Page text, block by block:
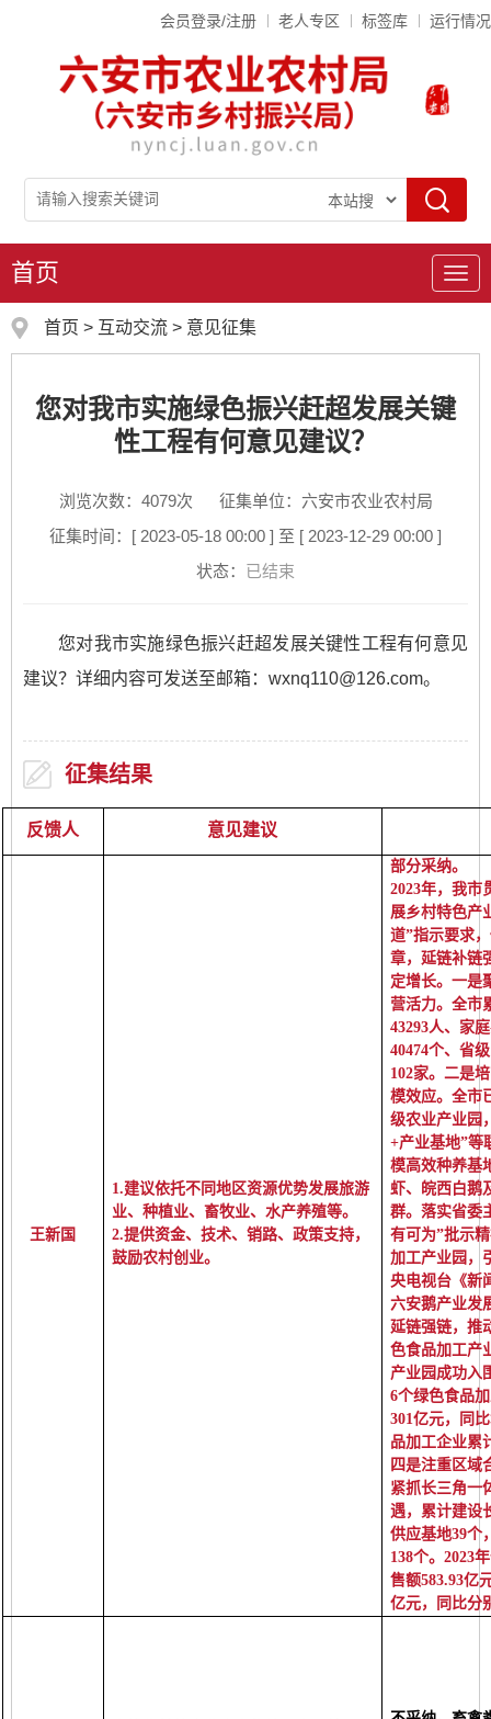
会员登录/注册 老人专区 标签库 运行情况
导
航
首页
首页 > 互动交流 > 意见征集
您对我市实施绿色振兴赶超发展关键
性工程有何意见建议？
浏览次数： 4079次
征集单位：六安市农业农村局
征集时间：[ 2023-05-18 00:00 ] 至 [ 2023-12-29 00:00 ]
状态： 已结束
您对我市实施绿色振兴赶超发展关键性工程有何意见
建议？详细内容可发送至邮箱：wxnq110@126.com。
征集结果
反馈人 意见建议
王新国
1.建议依托不同地区资源优势发展旅游
业、种植业、畜牧业、水产养殖等。
2.提供资金、技术、销路、政策支持，
鼓励农村创业。
部分采纳。
2023年，我市
展乡村特色产
道”指示要求
章，延链补链
定增长。一是
营活力。全市
43293人、家
40474个、省
102家。二是
模效应。全市
级农业产业园
+产业基地”等
模高效种养基
虾、皖西白鹅
群。落实省委
有可为”批示
加工产业园，
央电视台《新
六安鹅产业发
延链强链，推
色食品加工产
产业园成功入
6个绿色食品
301亿元，同
品加工企业累
四是注重区域
紧抓长三角一
遇，累计建设
供应基地39个
138个。2023
售额583.93亿
亿元，同比分